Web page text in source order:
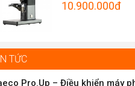
Original
10.900.000đ
10.900.000đ.
TỨC